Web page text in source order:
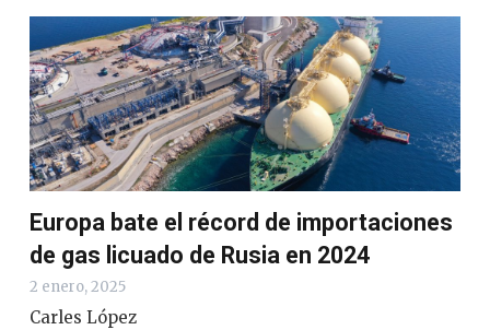
Europa bate el récord de importaciones
de gas licuado de Rusia en 2024
2 enero, 2025
Carles López